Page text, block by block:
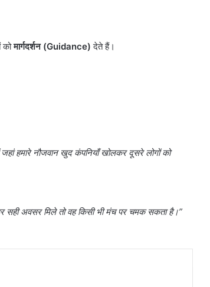
कोमार्गदर्शन (Guidance) देते हैं।
जहां हमारे नौजवान खुद कंपनियाँ खोलकर दूसरे लोगों को
सही अवसर मिले तो वह किसी भी मंच पर चमक सकता है।”